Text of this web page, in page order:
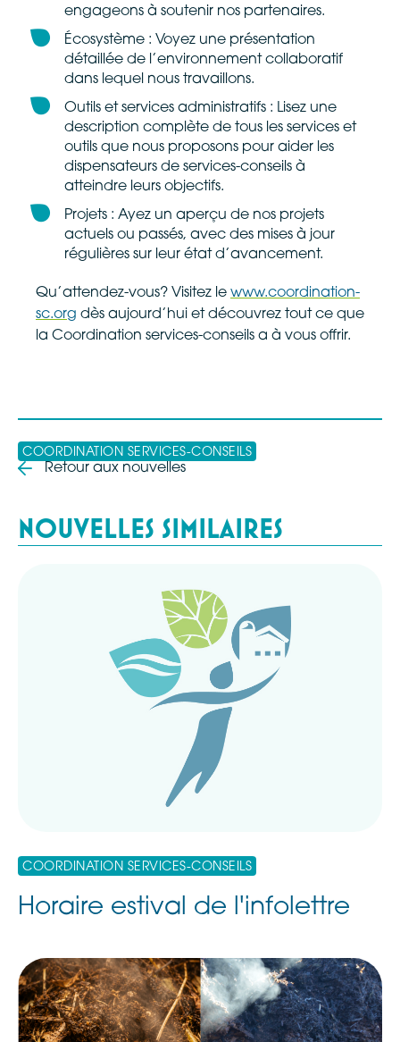
engageons à soutenir nos partenaires.
Écosystème : Voyez une présentation
détaillée de l’environnement collaboratif
dans lequel nous travaillons.
Outils et services administratifs : Lisez une
description complète de tous les services et
outils que nous proposons pour aider les
dispensateurs de services-conseils à
atteindre leurs objectifs.
Projets : Ayez un aperçu de nos projets
actuels ou passés, avec des mises à jour
régulières sur leur état d’avancement.
Qu’attendez-vous? Visitez le www.coordination-
sc.org dès aujourd’hui et découvrez tout ce que
la Coordination services-conseils a à vous offrir.
Retour aux nouvelles
COORDINATION SERVICES-CONSEILS
NOUVELLES SIMILAIRES
COORDINATION SERVICES-CONSEILS
Horaire estival de l'infolettre